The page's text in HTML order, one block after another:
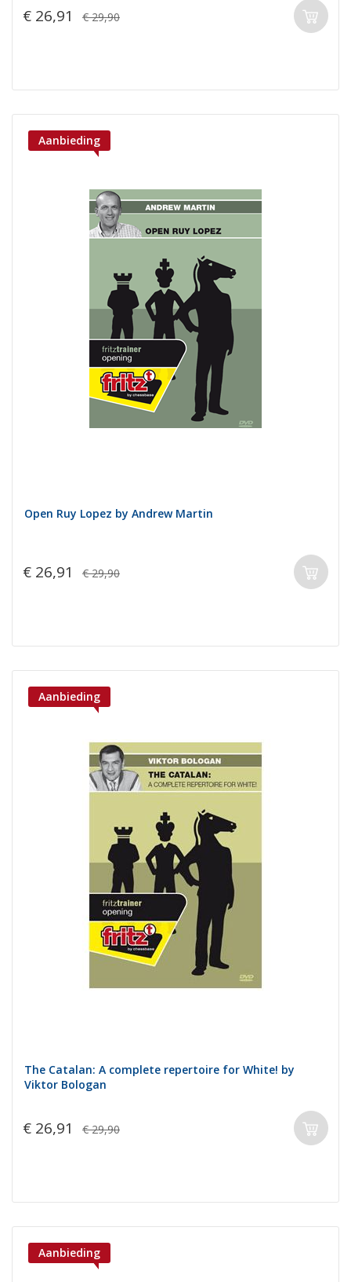
€ 26,91 € 29,90
Aanbieding
Open Ruy Lopez by Andrew Martin
€ 26,91 € 29,90
Aanbieding
The Catalan: A complete repertoire for White! by
Viktor Bologan
€ 26,91 € 29,90
Aanbieding